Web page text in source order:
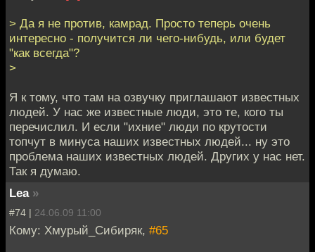
> Да я не против, камрад. Просто теперь очень
интересно - получится ли чего-нибудь, или будет
"как всегда"?
>
Я к тому, что там на озвучку приглашают известных
людей. У нас же известные люди, это те, кого ты
перечислил. И если "ихние" люди по крутости
топчут в минуса наших известных людей... ну это
проблема наших известных людей. Других у нас нет.
Так я думаю.
Lea »
#74 | 24.06.09 11:00
Кому: Хмурый_Сибиряк, #65